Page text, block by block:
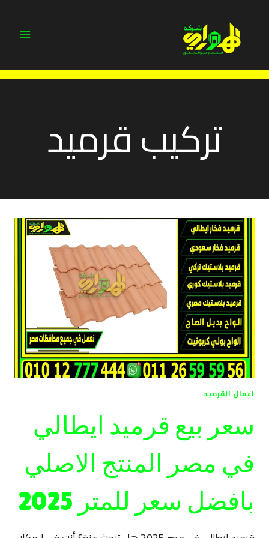
المحتوى
تركيب قرميد
اعمال القرميد
سعر بيع قرميد ايطالي
في مصر المنتج الاصلي
بافضل سعر للمتر 2025